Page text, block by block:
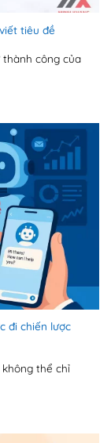
tiêu đề
thành công của
đi chiến lược
thể chỉ